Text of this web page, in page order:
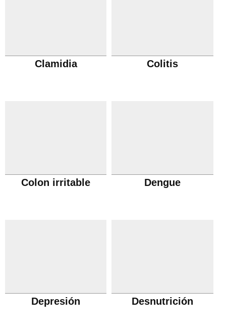
Clamidia Colitis
Colon irritable Dengue
Depresión Desnutrición